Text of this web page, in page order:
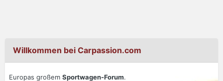
Willkommen bei Carpassion.com
Europas großem Sportwagen-Forum.